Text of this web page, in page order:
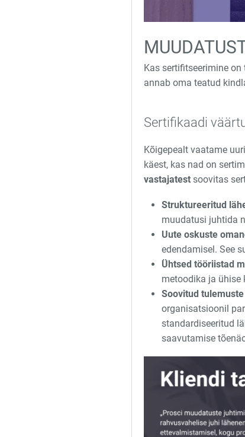
Kas sertifitseerimine
annab oma teatud
Sertifikaadi
Kõigepealt vaatame
käest, kas nad on
vastajatest soovitas
Struktureeritud
muudatusi juhtida
Uute oskuste
edendamisel. See
Ühtsed tööriistad
metoodika ja ühise
Soovitud
organisatsioonil
standardiseeritud
saavutamise